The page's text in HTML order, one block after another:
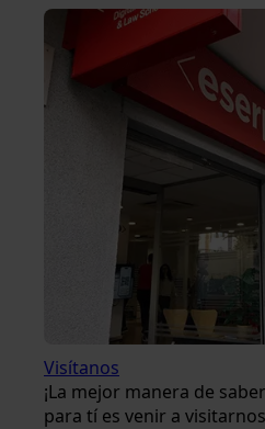
Visítanos
¡La mejor manera de
para tí es venir a